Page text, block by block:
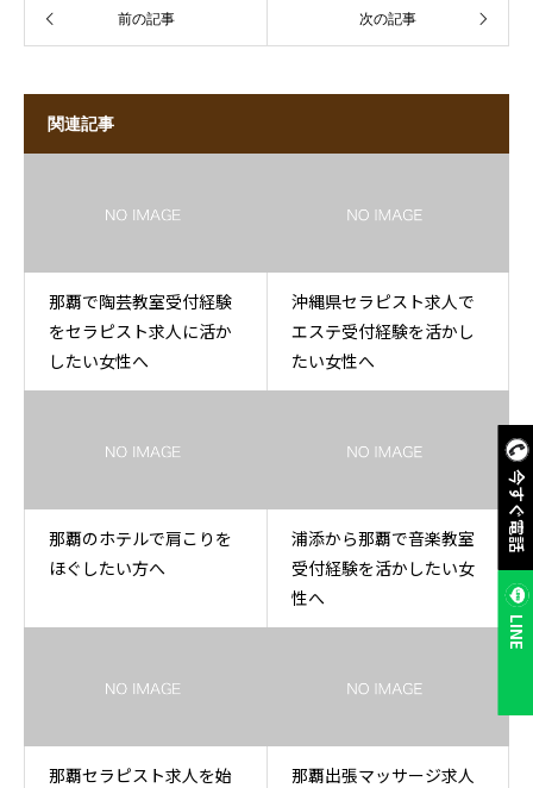
今すぐ電話
LINE
前の記事 次の記事
関連記事
那覇で陶芸教室受付経験
をセラピスト求人に活か
したい女性へ
沖縄県セラピスト求人で
エステ受付経験を活かし
たい女性へ
那覇のホテルで肩こりを
ほぐしたい方へ
浦添から那覇で音楽教室
受付経験を活かしたい女
性へ
那覇セラピスト求人を始
那覇出張マッサージ求人